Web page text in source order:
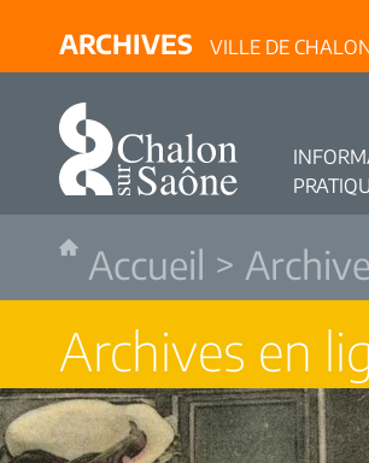
ARCHIVES VILLE DE
Accueil >
Archives en